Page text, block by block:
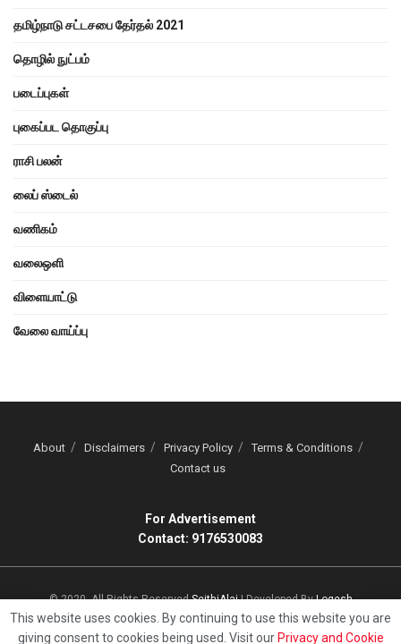
தமிழ்நாடு சட்டசபை தேர்தல் 2021
தொழில் நுட்பம்
படைப்புகள்
புகைப்பட தொகுப்பு
ராசி பலன்
லைப் ஸ்டைல்
வணிகம்
வலைஒளி
விளையாட்டு
வேலை வாய்ப்பு
About Disclaimers Privacy Policy
Terms & Conditions
Contact us
For Advertisement
Contact: 9176530083
© 2020, All Rights ReservedSeithiAlai| Developed ByLogesh
This website uses cookies. By continuing to use this website you are
giving consent to cookies being used. Visit our Privacy and Cookie